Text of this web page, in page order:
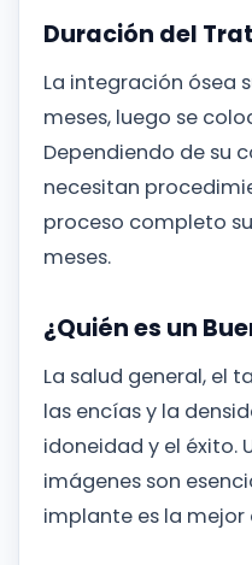
Duración del
La integración ósea
meses, luego se
Dependiendo de su
necesitan
proceso completo
meses.
¿Quién es un
La salud general, el
las encías y la
idoneidad y el éxito.
imágenes son
implante es la